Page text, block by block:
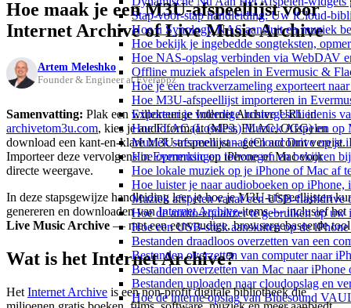
Stap-voor-stap handleiding: Uw iCloud-
Hoe u Synology NAS aansluit en muziek
Hoe bekijk je ingebedde songteksten,
Hoe NAS-opslag verbinden via WebDAV
Offline muziek afspelen in Evermusic &
Hoe je een trackverzameling exporteert
Hoe M3U-afspeellijst importeren in
Exporteer je volledige luistergeschiedenis
Hoe FLAC (Lossless) Muziek Afspelen op
Muziek streamen vanaf iCloud Drive op je
Hoe opmerkingen toevoegen en bekijken
Hoe lokale muziek op je iPhone of Mac af
Hoe luister je naar audioboeken op iPhone,
Muziek afspelen vanaf een USB-
Hoe de audio-equalizer te gebruiken op
Hoe een USB-stick aansluiten op de
Bestanden draadloos overzetten van een
Bestanden overzetten van computer naar
Bestanden overzetten van Mac naar
Bestanden uploaden naar cloudopslag en
Hoe de interne opslag van Bluesound
Hoe maak je een M3U-afspeellijst voor
Internet Archive of Live Music Archive
Artem Meleshko
Founder & Engineer at Everappz
Samenvatting: Plak een willekeurige Internet Archive URL in
archivetom3u.com, kies je audioformaat (MP3, FLAC, OGG) en
download een kant-en-klare M3U-afspeellijst – geen account vereist.
Importeer deze vervolgens inEvermusicop iPhone of Mac voor
directe weergave.
In deze stapsgewijze handleiding leer je hoe je M3U-afspeellijsten
genereren en downloaden vanInternet Archive-items — inclusief het
Live Music Archive — met een eenvoudige, browsergebaseerde
Wat is het Internet Archive?
Het Internet Archive is een non-profit digitale bibliotheek die